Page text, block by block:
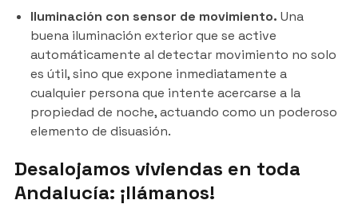
Iluminación con sensor de movimiento. Una
buena iluminación exterior que se active
automáticamente al detectar movimiento no solo
es útil, sino que expone inmediatamente a
cualquier persona que intente acercarse a la
propiedad de noche, actuando como un poderoso
elemento de disuasión.
Desalojamos viviendas en toda
Andalucía: ¡llámanos!